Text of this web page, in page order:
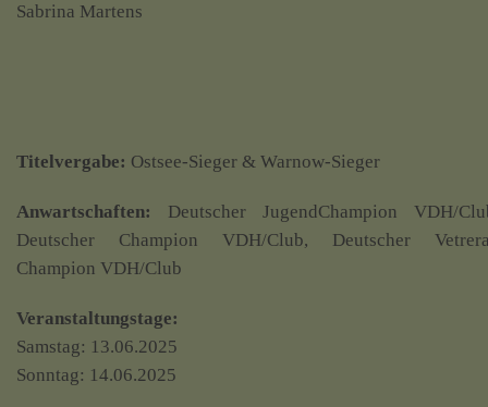
Sabrina Martens
Titelvergabe: Ostsee-Sieger & Warnow-Sieger
Anwartschaften: Deutscher JugendChampion VDH/
Deutscher Champion VDH/Club, Deutscher
Champion VDH/Club
Veranstaltungstage:
Samstag: 13.06.2025
Sonntag: 14.06.2025